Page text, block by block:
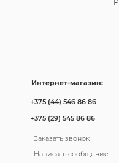
Интернет-магазин:
+375 (44) 546 86 86
+375 (29) 545 86 86
Заказать звонок
Написать сообщение